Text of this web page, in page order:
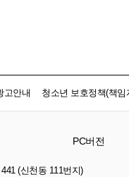
고안내 청소년 보호정책(책임
PC버전
(신천동 111번지)